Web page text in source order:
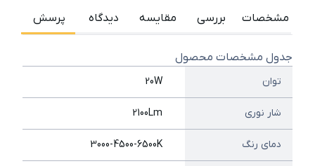
مشخصات بررسی مقایسه دیدگاه پرسش
جدول مشخصات محصول
توان 20W
شار نوری 2100Lm
دمای رنگ 3000-4500-6500K